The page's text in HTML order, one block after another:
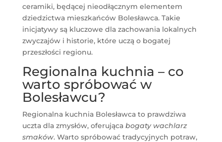
ceramiki, będącej nieodłącznym elementem
dziedzictwa mieszkańców Bolesławca. Takie
inicjatywy są kluczowe dla zachowania lokalnych
zwyczajów i historie, które uczą o bogatej
przeszłości regionu.
Regionalna kuchnia – co
warto spróbować w
Bolesławcu?
Regionalna kuchnia Bolesławca to prawdziwa
uczta dla zmysłów, oferująca bogaty wachlarz
smaków. Warto spróbować tradycyjnych potraw,